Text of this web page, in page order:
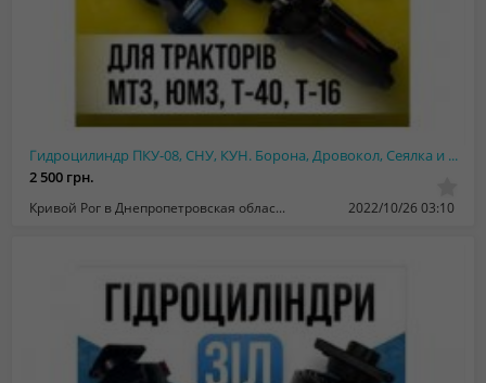
Гидроцилиндр ПКУ-08, СНУ, КУН. Борона, Дровокол, Сеялка и Погрузчик
2 500 грн.
Кривой Рог в Днепропетровская область 2022/10/26 03:10